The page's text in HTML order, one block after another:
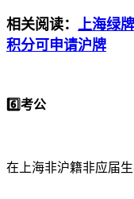
相关阅读： 上海绿
积分可申请沪牌
6️⃣考公
在上海非沪籍非应届